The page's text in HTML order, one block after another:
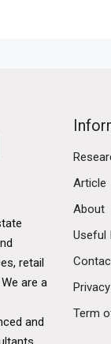
retail
are a
and
Article
About
Useful
Term